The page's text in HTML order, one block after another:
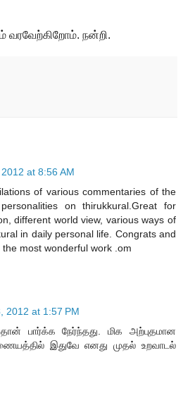
வரவேற்கிறோம். நன்றி.
at 8:56 AM
of various commentaries of the
on thirukkural.Great for
different world view, various ways of
in daily personal life. Congrats and
most wonderful work .om
2012 at 1:57 PM
பார்க்க நேர்ந்தது. மிக அற்புதமான
இதுவே எனது முதல் உறவாடல்